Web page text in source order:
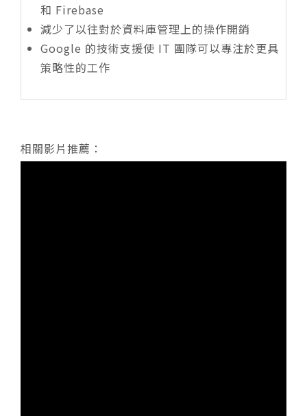
和 Firebase
減少了以往對於資料庫管理上的操作開銷
Google 的技術支援使 IT 團隊可以專注於更具
策略性的工作
相關影片推薦：